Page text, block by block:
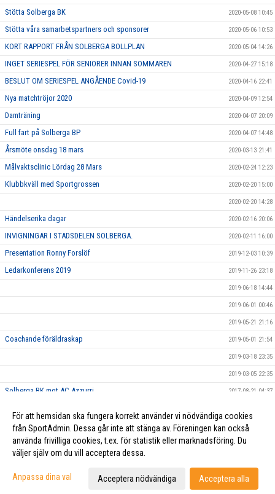
Stötta Solberga BK 2020-05-08 10:45
Stötta våra samarbetspartners och sponsorer 2020-05-06 10:53
KORT RAPPORT FRÅN SOLBERGA BOLLPLAN 2020-05-04 14:26
INGET SERIESPEL FÖR SENIORER INNAN SOMMAREN 2020-04-27 15:18
BESLUT OM SERIESPEL ANGÅENDE Covid-19 2020-04-16 22:41
Nya matchtröjor 2020 2020-04-09 12:54
Damträning 2020-04-07 20:09
Full fart på Solberga BP 2020-04-07 14:48
Årsmöte onsdag 18 mars 2020-03-13 21:41
Målvaktsclinic Lördag 28 Mars 2020-02-24 12:23
Klubbkväll med Sportgrossen 2020-02-20 15:00
2020-02-20 14:28
Händelserika dagar 2020-02-16 20:06
INVIGNINGAR I STADSDELEN SOLBERGA. 2020-02-11 16:00
Presentation Ronny Forslöf 2019-12-03 10:39
Ledarkonferens 2019 2019-11-26 23:18
2019-06-18 14:44
2019-06-01 00:46
2019-05-21 21:16
Coachande föräldraskap 2019-05-01 21:54
2019-03-18 23:35
2019-03-05 22:35
Solberga BK mot AC Azzurri 2017-08-21 04:37
orange.. kanske de var våra fans?
2017-08-19 04:38
För att hemsidan ska fungera korrekt använder vi nödvändiga cookies
från SportAdmin. Dessa går inte att stänga av. Föreningen kan också
använda frivilliga cookies, t.ex. för statistik eller marknadsföring. Du
väljer själv om du vill acceptera dessa.
Anpassa dina val Acceptera nödvändiga Acceptera alla